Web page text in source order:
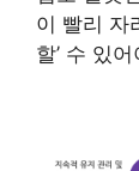
이 빨리 자
할’ 수 있